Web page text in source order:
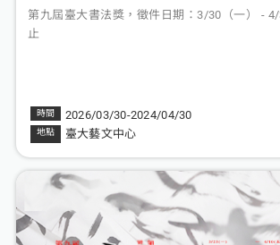
第九屆臺大書法獎，徵件日期：3/30（一） -
止
2026/03/30-2024/04/30
臺大藝文中心